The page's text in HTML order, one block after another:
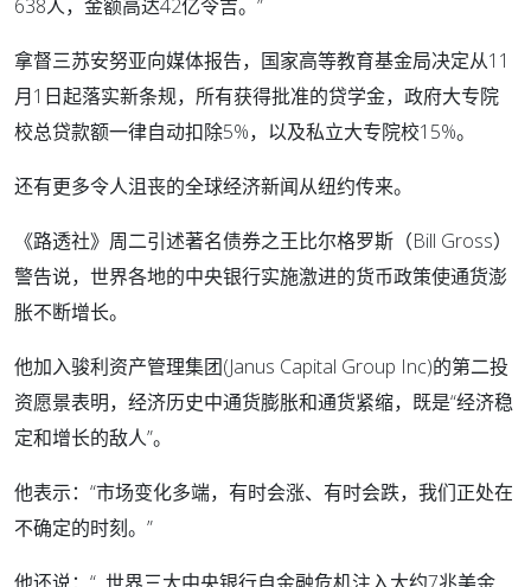
638人，金额高达42亿令吉。”
拿督三苏安努亚向媒体报告，国家高等教育基金局决定从11
月1日起落实新条规，所有获得批准的贷学金，政府大专院
校总贷款额一律自动扣除5%，以及私立大专院校15%。
还有更多令人沮丧的全球经济新闻从纽约传来。
《路透社》周二引述著名债券之王比尔格罗斯（Bill Gross）
警告说，世界各地的中央银行实施激进的货币政策使通货澎
胀不断增长。
他加入骏利资产管理集团(Janus Capital Group Inc)的第二投
资愿景表明，经济历史中通货膨胀和通货紧缩，既是“经济稳
定和增长的敌人”。
他表示：“市场变化多端，有时会涨、有时会跌，我们正处在
不确定的时刻。”